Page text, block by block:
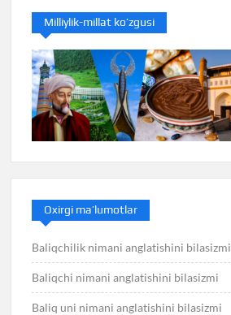
Milliylik-millat ko’zgusi
Oxirgi ma’lumotlar
Baliqchilik nimani anglatishini bilasizmi
Baliqchi nimani anglatishini bilasizmi
Baliq uni nimani anglatishini bilasizmi